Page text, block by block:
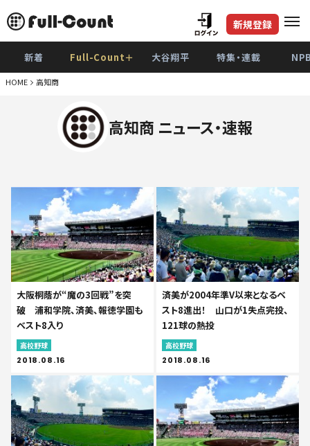
新規登録
新着 Full-Count＋ 大谷翔平 特集・連載
HOME 高知商
高知商 ニュース・速報
大阪桐蔭が“魔の3回戦”を突
破 浦和学院、済美、報徳学園も
ベスト8入り
高校野球
2018.08.16
済美が2004年準V以来となるベ
スト8進出！ 山口が1失点完投、
121球の熱投
高校野球
2018.08.16